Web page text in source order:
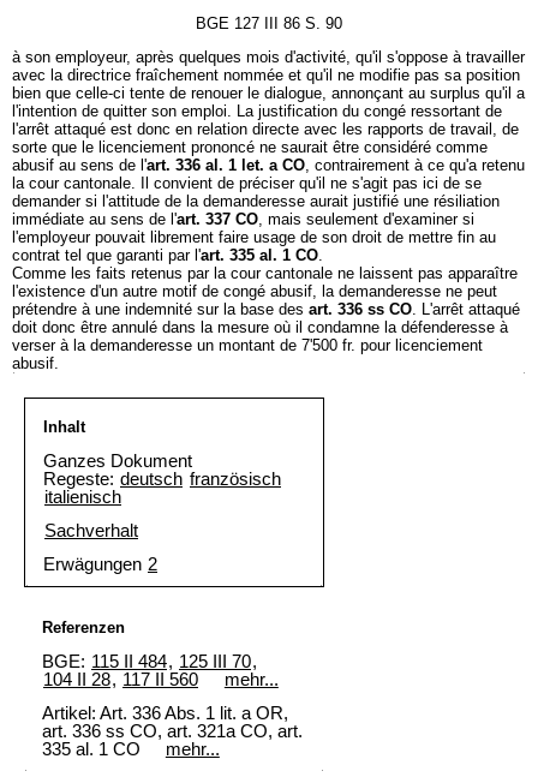
BGE 127 III 86 S. 90
à son employeur, après quelques mois d'activité, qu'il s'oppose à travailler
avec la directrice fraîchement nommée et qu'il ne modifie pas sa position
bien que celle-ci tente de renouer le dialogue, annonçant au surplus qu'il a
l'intention de quitter son emploi. La justification du congé ressortant de
l'arrêt attaqué est donc en relation directe avec les rapports de travail, de
sorte que le licenciement prononcé ne saurait être considéré comme
abusif au sens de l'art. 336 al. 1 let. a CO, contrairement à ce qu'a retenu
la cour cantonale. Il convient de préciser qu'il ne s'agit pas ici de se
demander si l'attitude de la demanderesse aurait justifié une résiliation
immédiate au sens de l'art. 337 CO, mais seulement d'examiner si
l'employeur pouvait librement faire usage de son droit de mettre fin au
contrat tel que garanti par l'art. 335 al. 1 CO.
Comme les faits retenus par la cour cantonale ne laissent pas apparaître
l'existence d'un autre motif de congé abusif, la demanderesse ne peut
prétendre à une indemnité sur la base des art. 336 ss CO. L'arrêt attaqué
doit donc être annulé dans la mesure où il condamne la défenderesse à
verser à la demanderesse un montant de 7'500 fr. pour licenciement
abusif.
Inhalt
Ganzes Dokument
Regeste: deutsch französisch
italienisch
Sachverhalt
Erwägungen 2
Referenzen
BGE: 115 II 484, 125 III 70,
104 II 28, 117 II 560
mehr...
Artikel: Art. 336 Abs. 1 lit. a OR,
art. 336 ss CO, art. 321a CO, art.
335 al. 1 CO
mehr...